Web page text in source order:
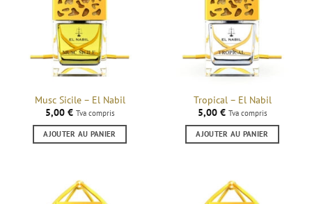
Musc Sicile – El Nabil
5,00 € Tva compris
AJOUTER AU PANIER
Tropical – El Nabil
5,00 € Tva compris
AJOUTER AU PANIER